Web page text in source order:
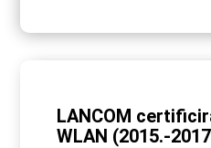
LANCOM
WLAN (2015.-